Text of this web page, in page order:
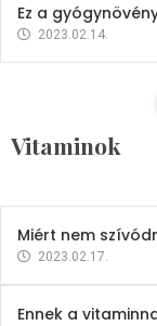
Ez a
2023.02.14.
Vitaminok
Vitaminok
Mindent a
2023.02.27.
Miért nem
2023.02.17.
Ennek a